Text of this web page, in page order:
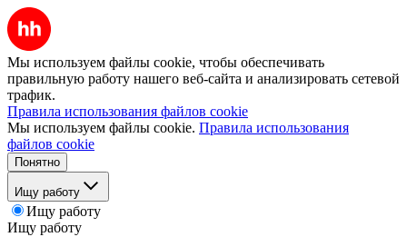
Мы используем файлы cookie, чтобы обеспечивать
правильную работу нашего веб-сайта и анализировать сетевой
трафик.
Правила использования файлов cookie
Мы используем файлы cookie. Правила использования
файлов cookie
Понятно
Ищу работу
Ищу работу
Ищу работу